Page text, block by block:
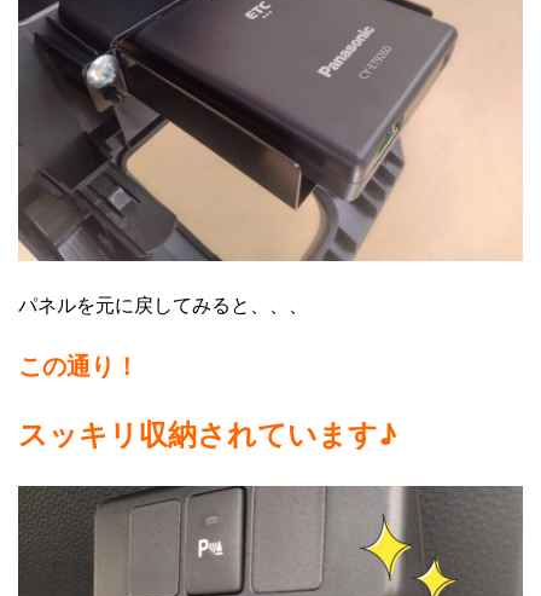
パネルを元に戻してみると、、、
この通り！
スッキリ収納されています♪